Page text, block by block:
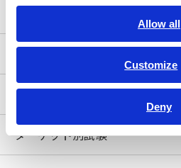
Allow all
Customize
Deny
測定器の使い方
ターゲット別試験